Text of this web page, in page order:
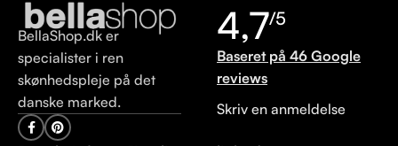
BellaShop.dk er
specialister i ren
skønhedspleje på det
danske marked.
4,7/5
Baseret på 46 Google
reviews
Skriv en anmeldelse